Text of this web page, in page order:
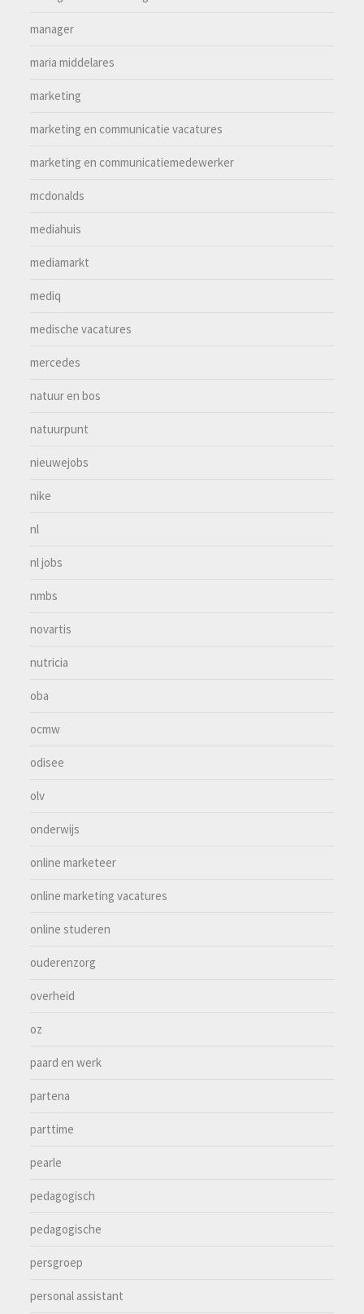
manager
maria middelares
marketing
marketing en communicatie vacatures
marketing en communicatiemedewerker
mcdonalds
mediahuis
mediamarkt
mediq
medische vacatures
mercedes
natuur en bos
natuurpunt
nieuwejobs
nike
nl
nl jobs
nmbs
novartis
nutricia
oba
ocmw
odisee
olv
onderwijs
online marketeer
online marketing vacatures
online studeren
ouderenzorg
overheid
oz
paard en werk
partena
parttime
pearle
pedagogisch
pedagogische
persgroep
personal assistant